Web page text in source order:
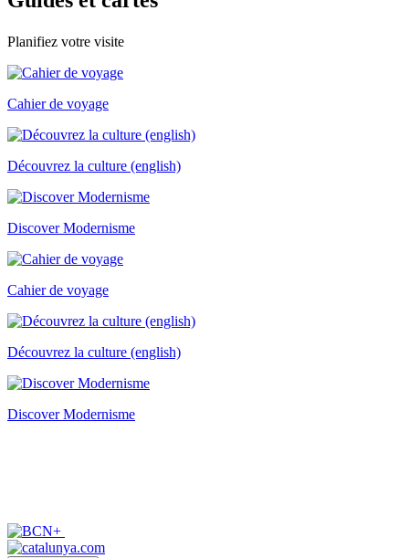
Planifiez votre visite
Cahier de voyage
Découvrez la culture (english)
Discover Modernisme
Cahier de voyage
Découvrez la culture (english)
Discover Modernisme